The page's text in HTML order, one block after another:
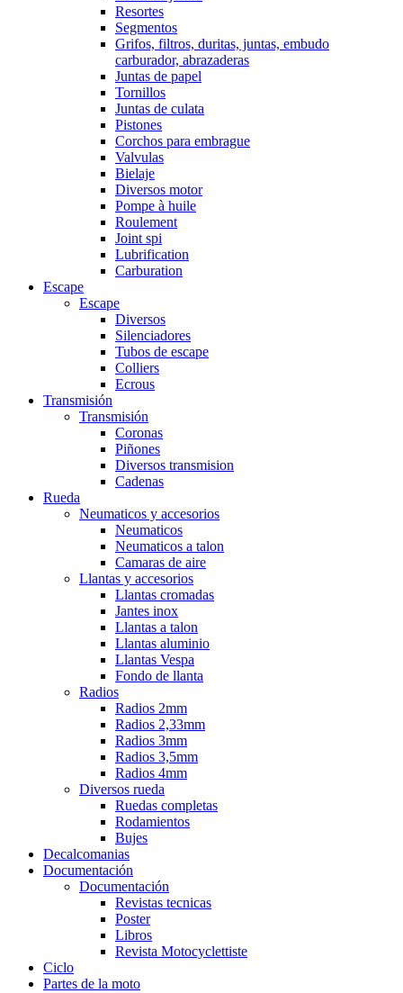
Resortes
Segmentos
Grifos, filtros, duritas, juntas, embudo
carburador, abrazaderas
Juntas de papel
Tornillos
Juntas de culata
Pistones
Corchos para embrague
Valvulas
Bielaje
Diversos motor
Pompe à huile
Roulement
Joint spi
Lubrification
Carburation
Escape
Escape
Diversos
Silenciadores
Tubos de escape
Colliers
Ecrous
Transmisión
Transmisión
Coronas
Piñones
Diversos transmision
Cadenas
Rueda
Neumaticos y accesorios
Neumaticos
Neumaticos a talon
Camaras de aire
Llantas y accesorios
Llantas cromadas
Jantes inox
Llantas a talon
Llantas aluminio
Llantas Vespa
Fondo de llanta
Radios
Radios 2mm
Radios 2,33mm
Radios 3mm
Radios 3,5mm
Radios 4mm
Diversos rueda
Ruedas completas
Rodamientos
Bujes
Decalcomanias
Documentación
Documentación
Revistas tecnicas
Poster
Libros
Revista Motocyclettiste
Ciclo
Partes de la moto